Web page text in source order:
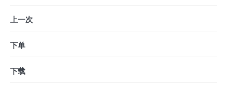
上一次
下单
下载